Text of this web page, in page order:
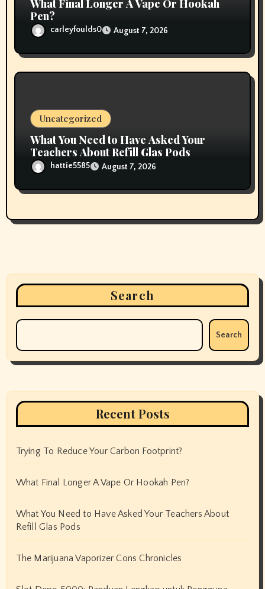
What Final Longer A Vape Or Hookah
Pen?
carleyfoulds0 August 7, 2026
Uncategorized
What You Need to Have Asked Your
Teachers About Refill Glas Pods
hattie5585 August 7, 2026
Search
Search
Recent Posts
Trying To Reduce Your Carbon Footprint?
What Final Longer A Vape Or Hookah Pen?
What You Need to Have Asked Your Teachers About
Refill Glas Pods
The Marijuana Vaporizer Cons Chronicles